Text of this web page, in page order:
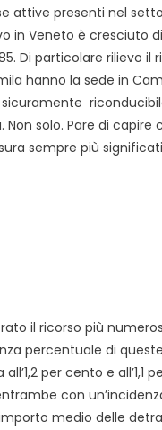
attive presenti nel
in Veneto è cresciuto
Di particolare rilievo il
hanno la sede in
solo. Pare di
sempre più
il ricorso più
percentuale di
per cento e
con
medio delle